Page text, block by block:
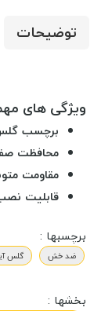
توضیحات
ویژگی های
برچسب گلس
محافظت
مقاومت
قابلیت
برچسبها :
ضد خش گلس
بخشها :